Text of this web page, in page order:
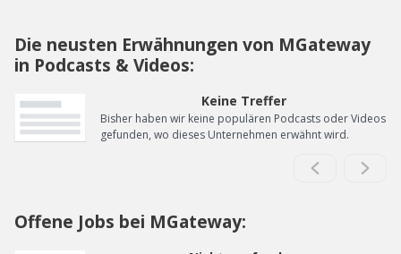
Die neusten Erwähnungen von MGateway
in Podcasts & Videos:
Keine Treffer
Bisher haben wir keine populären Podcasts oder Videos
gefunden, wo dieses Unternehmen erwähnt wird.
Offene Jobs bei MGateway: